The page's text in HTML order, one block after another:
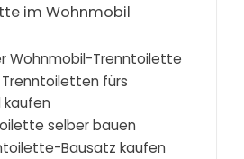
im Wohnmobil
Wohnmobil-Trenntoilette
fürs
kaufen
selber bauen
Bausatz kaufen